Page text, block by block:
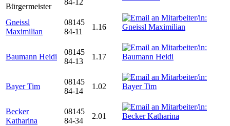
Bürgermeister
84-12
Gneissl
Maximilian
08145
84-11
1.16
Baumann Heidi
08145
84-13
1.17
Bayer Tim
08145
84-14
1.02
Becker
Katharina
08145
84-34
2.01